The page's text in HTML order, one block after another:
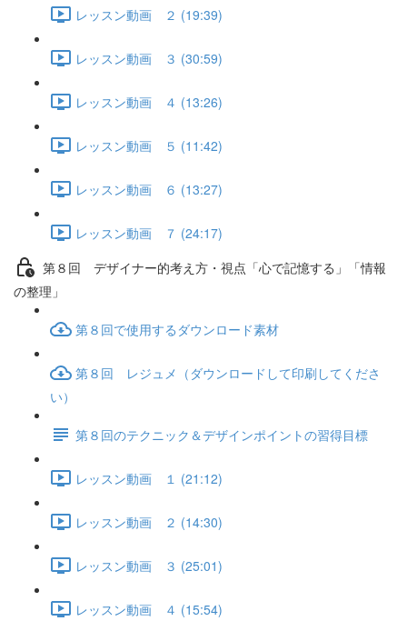
レッスン動画 ２ (19:39)
レッスン動画 ３ (30:59)
レッスン動画 ４ (13:26)
レッスン動画 ５ (11:42)
レッスン動画 ６ (13:27)
レッスン動画 ７ (24:17)
第８回 デザイナー的考え方・視点「心で記憶する」「情報
の整理」
第８回で使用するダウンロード素材
第８回 レジュメ（ダウンロードして印刷してくださ
い）
第８回のテクニック＆デザインポイントの習得目標
レッスン動画 １ (21:12)
レッスン動画 ２ (14:30)
レッスン動画 ３ (25:01)
レッスン動画 ４ (15:54)